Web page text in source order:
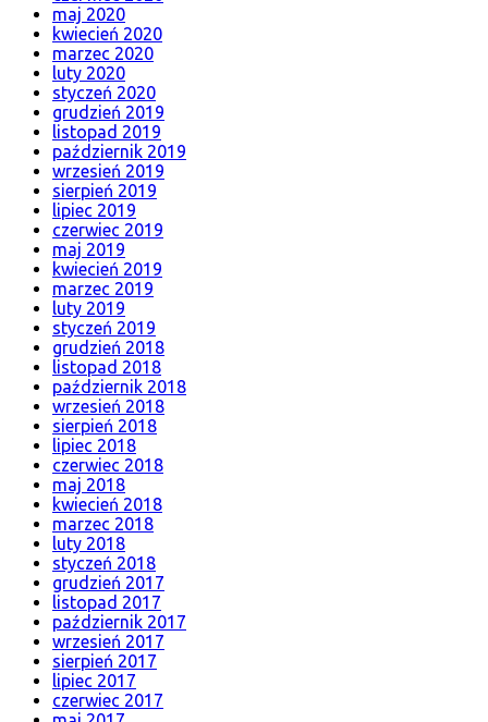
maj 2020
kwiecień 2020
marzec 2020
luty 2020
styczeń 2020
grudzień 2019
listopad 2019
październik 2019
wrzesień 2019
sierpień 2019
lipiec 2019
czerwiec 2019
maj 2019
kwiecień 2019
marzec 2019
luty 2019
styczeń 2019
grudzień 2018
listopad 2018
październik 2018
wrzesień 2018
sierpień 2018
lipiec 2018
czerwiec 2018
maj 2018
kwiecień 2018
marzec 2018
luty 2018
styczeń 2018
grudzień 2017
listopad 2017
październik 2017
wrzesień 2017
sierpień 2017
lipiec 2017
czerwiec 2017